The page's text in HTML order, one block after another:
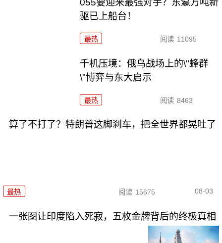
055要迎来最强对手？东瀛万吨新
驱已上船台！
最热 阅读 11095
千机压境：俄乌战场上的\"蜂群
\"博弈与东大启示
最热 阅读 8463
算了不打了？特朗普这脚刹车，把全世界都晃吐了
最热 阅读 15675 08-03
一张图让印度陷入死寂，五枚金牌背后的终极真相